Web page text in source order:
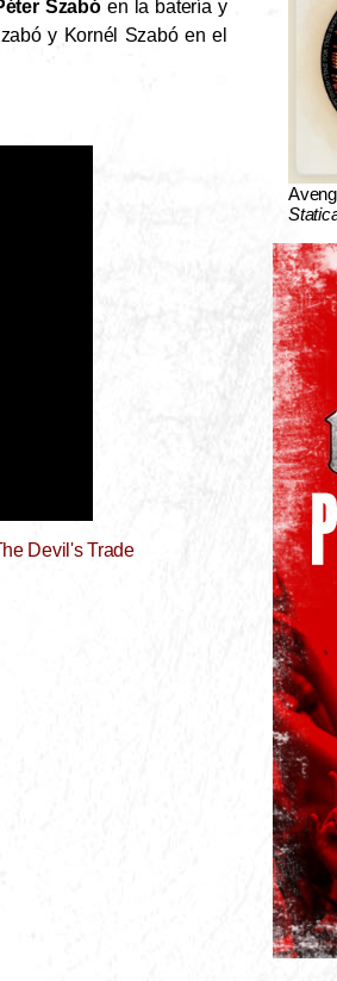
Szabóen la batería y
y Kornél Szabó en el
Devil's Trade